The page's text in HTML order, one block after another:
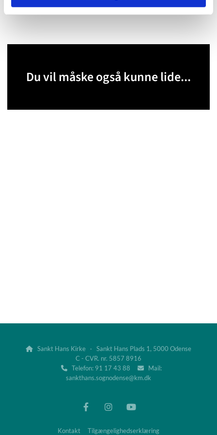
Du vil måske også kunne lide...

Sankt Hans Kirke · Sankt Hans Plads 1, 5000 Odense
C - CVR. nr. 5857 8916
 Telefon: 91 17 43 88 
Mail:
sankthans.sognodense@km.dk
Kontakt Tilgængelighedserklæring